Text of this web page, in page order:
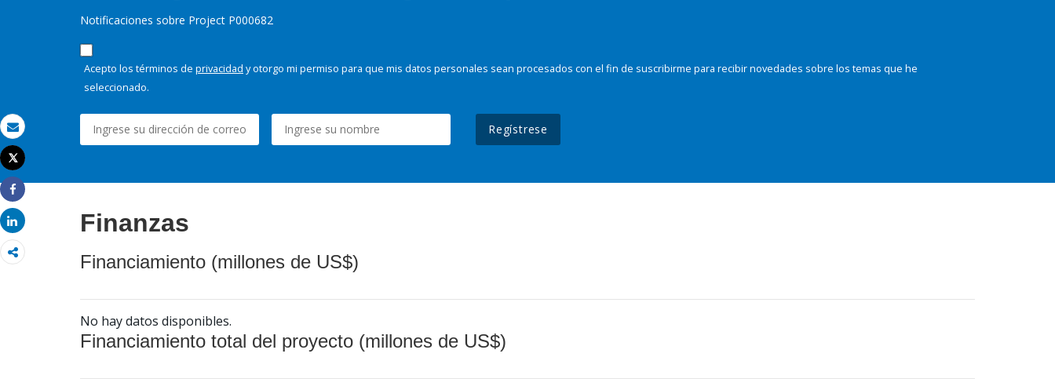
Correo electrónico
Imprimir
Tweet
Share
Share
Notificaciones sobre Project P000682
Acepto los términos de privacidad y otorgo mi permiso para que mis datos personales sean procesados con el fin de suscribirme para recibir novedades sobre los temas que he
seleccionado.
Regístrese
Finanzas
Financiamiento (millones de US$)
No hay datos disponibles.
Financiamiento total del proyecto (millones de US$)